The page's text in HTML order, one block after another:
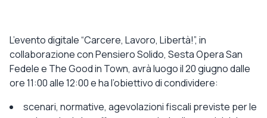
L’evento digitale “Carcere, Lavoro, Libertà!”, in
collaborazione con Pensiero Solido, Sesta Opera San
Fedele e The Good in Town, avrà luogo il20 giugno dalle
ore 11:00 alle 12:00eha l’obiettivo di condividere:
scenari, normative, agevolazioni fiscali previste per le